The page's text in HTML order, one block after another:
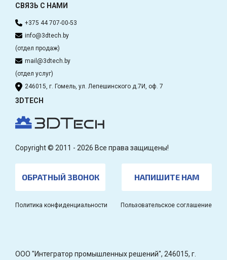
СВЯЗЬ С НАМИ
+375 44 707-00-53
info@3dtech.by
(отдел продаж)
mail@3dtech.by
(отдел услуг)
246015, г. Гомель, ул. Лепешинского д.7И, оф. 7
3DTECH
Copyright © 2011 - 2026 Все права защищены!
ОБРАТНЫЙ ЗВОНОК НАПИШИТЕ НАМ
Политика конфиденциальности Пользовательское соглашение
OOO "Интегратор промышленных решений", 246015, г.